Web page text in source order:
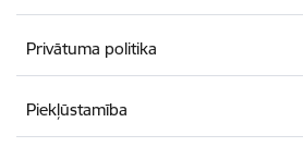
Privātuma politika
Piekļūstamība